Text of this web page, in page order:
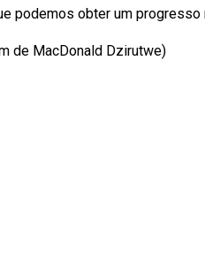
podemos obter um progresso
de MacDonald Dzirutwe)